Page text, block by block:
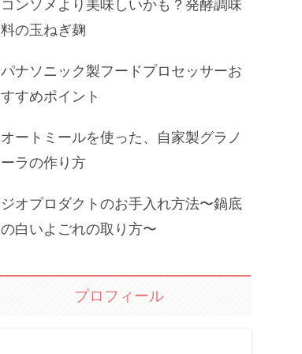
コンソメより美味しいかも？発酵調味
料の玉ねぎ麹
パナソニック製フードプロセッサーお
すすめポイント
オートミールを使った、自家製グラノ
ーラの作り方
ジオプロダクトのお手入れ方法〜鍋底
の白いよごれの取り方〜
プロフィール